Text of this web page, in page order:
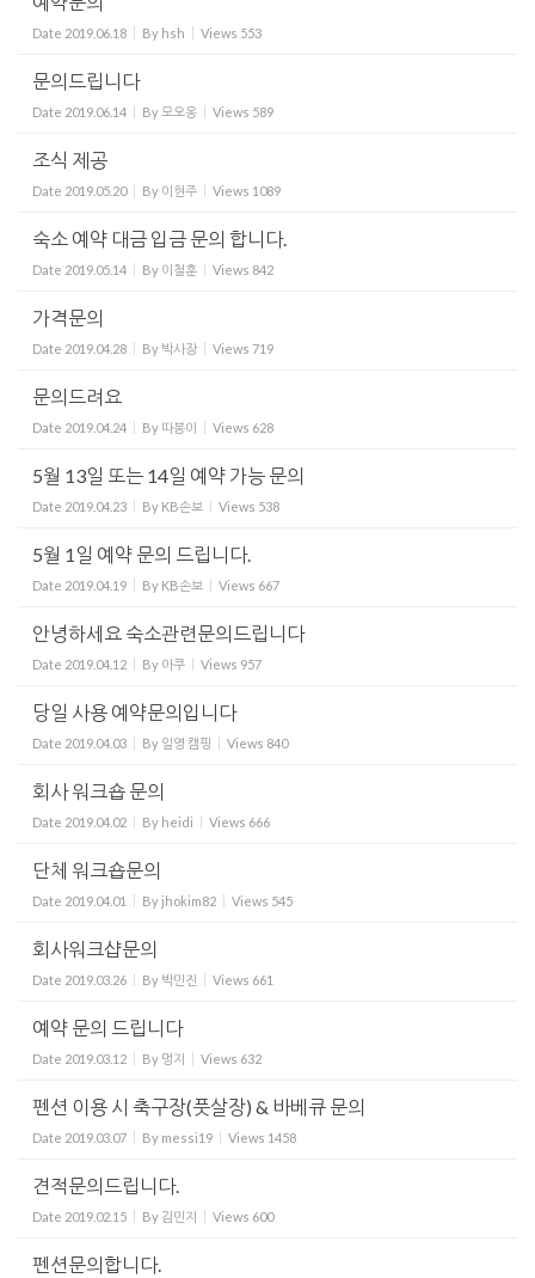
Date 2019.06.18 By hsh Views 553
문의드립니다
Date 2019.06.14 By 모오옹 Views 589
조식 제공
Date 2019.05.20 By 이현주 Views 1089
숙소 예약 대금 입금 문의 합니다.
Date 2019.05.14 By 이철훈 Views 842
가격문의
Date 2019.04.28 By 박사장 Views 719
문의드려요
Date 2019.04.24 By 따봉이 Views 628
5월 13일 또는 14일 예약 가능 문의
Date 2019.04.23 By KB손보 Views 538
5월 1일 예약 문의 드립니다.
Date 2019.04.19 By KB손보 Views 667
안녕하세요 숙소관련문의드립니다
Date 2019.04.12 By 아쿠 Views 957
당일 사용 예약문의입니다
Date 2019.04.03 By 일영 캠핑 Views 840
회사 워크숍 문의
Date 2019.04.02 By heidi Views 666
단체 워크숍문의
Date 2019.04.01 By jhokim82 Views 545
회사워크샵문의
Date 2019.03.26 By 박민진 Views 661
예약 문의 드립니다
Date 2019.03.12 By 멍지 Views 632
펜션 이용 시 축구장(풋살장) & 바베큐 문의
Date 2019.03.07 By messi19 Views 1458
견적문의드립니다.
Date 2019.02.15 By 김민지 Views 600
펜션문의합니다.